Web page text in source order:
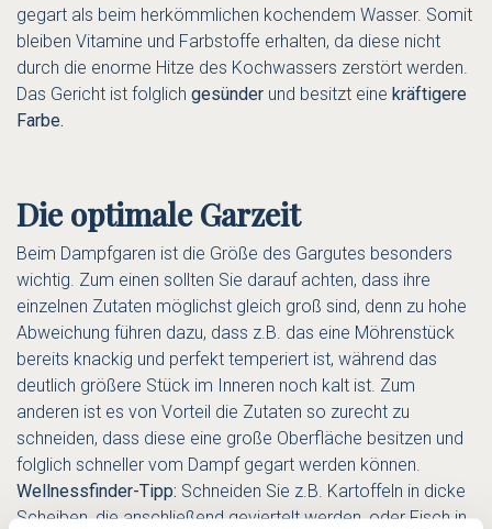
gegart als beim herkömmlichen kochendem Wasser. Somit
bleiben Vitamine und Farbstoffe erhalten, da diese nicht
durch die enorme Hitze des Kochwassers zerstört werden.
Das Gericht ist folglich gesünder und besitzt eine kräftigere
Farbe.
Die optimale Garzeit
Beim Dampfgaren ist die Größe des Gargutes besonders
wichtig. Zum einen sollten Sie darauf achten, dass ihre
einzelnen Zutaten möglichst gleich groß sind, denn zu hohe
Abweichung führen dazu, dass z.B. das eine Möhrenstück
bereits knackig und perfekt temperiert ist, während das
deutlich größere Stück im Inneren noch kalt ist. Zum
anderen ist es von Vorteil die Zutaten so zurecht zu
schneiden, dass diese eine große Oberfläche besitzen und
folglich schneller vom Dampf gegart werden können.
Wellnessfinder-Tipp: Schneiden Sie z.B. Kartoffeln in dicke
Scheiben, die anschließend geviertelt werden, oder Fisch in